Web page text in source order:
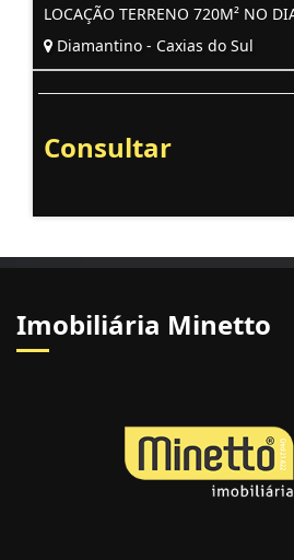
LOCAÇÃO TERRENO 720M² NO
Diamantino - Caxias do Sul
Consultar
Imobiliária Minetto